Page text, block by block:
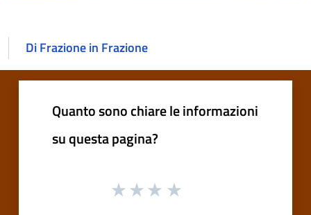
Di Frazione in Frazione
Quanto sono chiare le informazioni
su questa pagina?